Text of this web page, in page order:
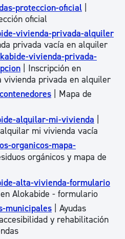
proteccion-oficial
oficial
vivienda-privada-alquiler
privada vacía en alquiler
vivienda-privada-
| Inscripción en
vivienda privada en alquiler
| Mapa de
alquilar-mi-vivienda
mi vivienda vacía
organicos-mapa-
orgánicos y mapa de
alta-vivienda-formulario
Alokabide - formulario
municipales | Ayudas
y rehabilitación